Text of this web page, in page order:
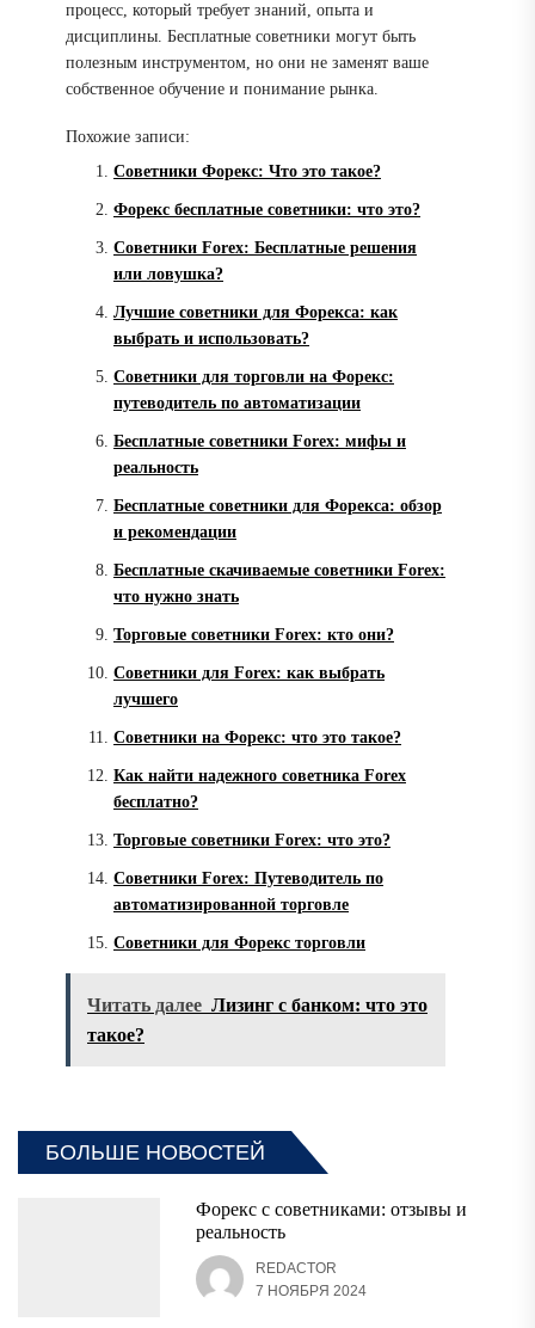
процесс, который требует знаний, опыта и
дисциплины. Бесплатные советники могут быть
полезным инструментом, но они не заменят ваше
собственное обучение и понимание рынка.
Похожие записи:
Советники Форекс: Что это такое?
Форекс бесплатные советники: что это?
Советники Forex: Бесплатные решения
или ловушка?
Лучшие советники для Форекса: как
выбрать и использовать?
Советники для торговли на Форекс:
путеводитель по автоматизации
Бесплатные советники Forex: мифы и
реальность
Бесплатные советники для Форекса: обзор
и рекомендации
Бесплатные скачиваемые советники Forex:
что нужно знать
Торговые советники Forex: кто они?
Советники для Forex: как выбрать
лучшего
Советники на Форекс: что это такое?
Как найти надежного советника Forex
бесплатно?
Торговые советники Forex: что это?
Советники Forex: Путеводитель по
автоматизированной торговле
Советники для Форекс торговли
Читать далее Лизинг с банком: что это
такое?
БОЛЬШЕ НОВОСТЕЙ
Форекс с советниками: отзывы и
реальность
REDACTOR
7 НОЯБРЯ 2024